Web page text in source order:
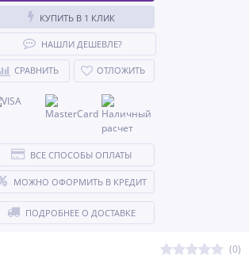
(0)
КУПИТЬ В 1 КЛИК
НАШЛИ ДЕШЕВЛЕ?
СРАВНИТЬ ОТЛОЖИТЬ
ВСЕ СПОСОБЫ ОПЛАТЫ
МОЖНО ОФОРМИТЬ В КРЕДИТ
ПОДРОБНЕЕ О ДОСТАВКЕ